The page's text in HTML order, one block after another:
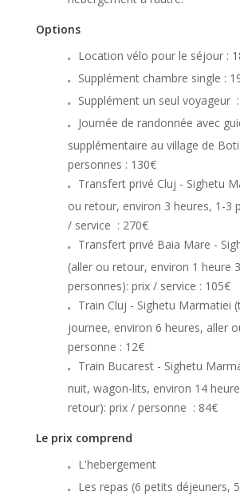
Options
Location vélo pour le séjour :
Supplément chambre single :
Supplément un seul voyageur
Journée de randonnée avec
supplémentaire au village de
personnes : 130€
Transfert privé Cluj - Sighetu
ou retour, environ 3 heures, 1-3
/ service : 270€
Transfert privé Baia Mare -
(aller ou retour, environ 1 heure
personnes): prix / service : 105€
Train Cluj - Sighetu Marmatiei
journee, environ 6 heures, aller
personne : 12€
Train Bucarest - Sighetu
nuit, wagon-lits, environ 14
retour): prix / personne : 84€
Le prix comprend
L'hebergement
Les repas (6 petits déjeuners,